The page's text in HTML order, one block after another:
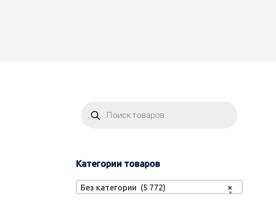
Категории товаров
×
Без категории (5 772)